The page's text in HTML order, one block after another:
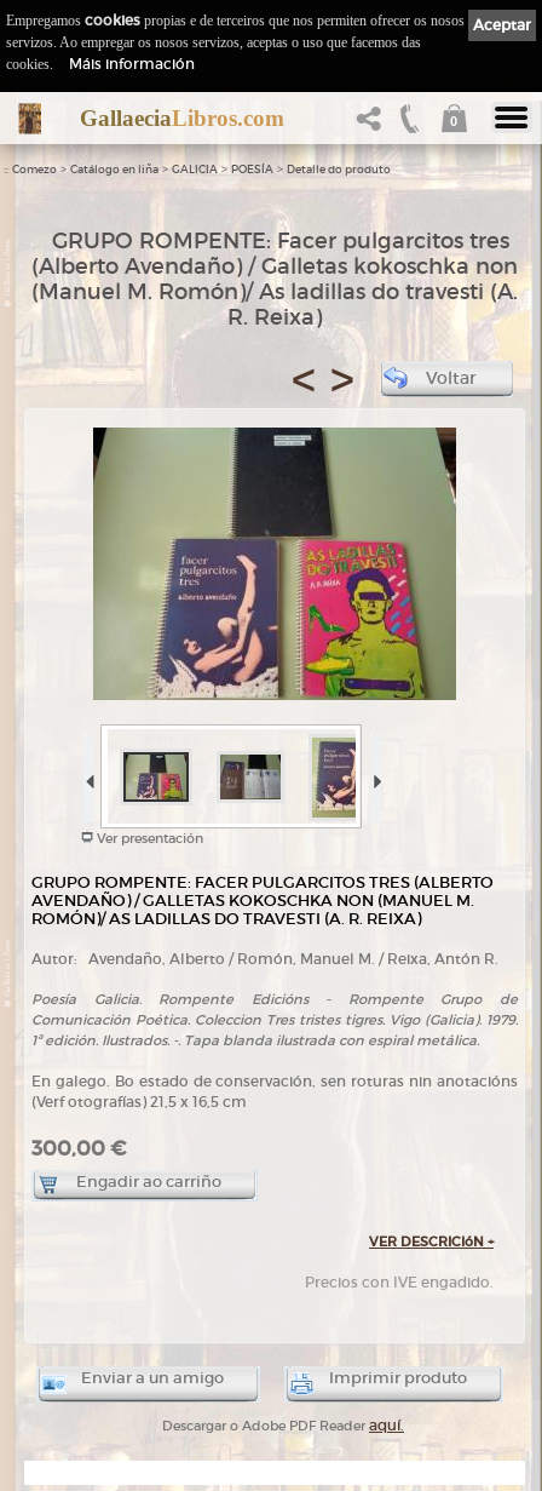
GallaeciaLibros.com 0
:: Comezo > Catálogo en liña > GALICIA> POESÍA > Detalle do produto
GRUPO ROMPENTE: Facer pulgarcitos tres
(Alberto Avendaño) / Galletas kokoschka non
(Manuel M. Romón)/ As ladillas do travesti (A.
R. Reixa)
< > Voltar
Ver presentación
GRUPO ROMPENTE: FACER PULGARCITOS TRES (ALBERTO
AVENDAÑO) / GALLETAS KOKOSCHKA NON (MANUEL M.
ROMÓN)/ AS LADILLAS DO TRAVESTI (A. R. REIXA)
Autor: Avendaño, Alberto / Romón, Manuel M. / Reixa, Antón R.
Poesía Galicia. Rompente Edicións - Rompente Grupo de
Comunicación Poética. Coleccion Tres tristes tigres. Vigo (Galicia). 1979.
1ª edición. Ilustrados. -. Tapa blanda ilustrada con espiral metálica.
En galego. Bo estado de conservación, sen roturas nin anotacións
(Verf otografías) 21,5 x 16,5 cm
300,00 €
Engadir ao carriño
VER DESCRICIóN +
Precios con IVE engadido.
Enviar a un amigo Imprimir produto
Descargar o Adobe PDF Readeraquí.
Aceptar
Empregamos cookies propias e de terceiros que nos permiten ofrecer os nosos
servizos. Ao empregar os nosos servizos, aceptas o uso que facemos das
cookies.
Máis información